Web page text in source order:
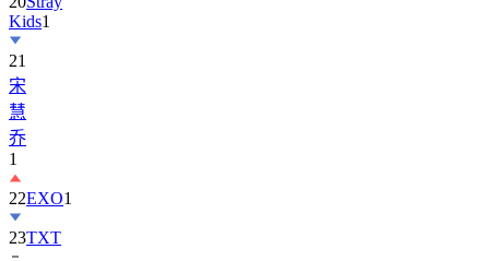
21
宋
慧
乔
1
22
23TXT
24Suzy